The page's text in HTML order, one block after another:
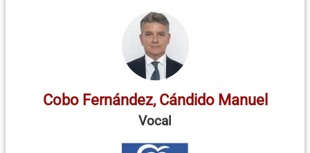
Cobo Fernández, Cándido Manuel
Vocal